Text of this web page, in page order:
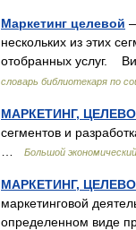
Маркетинг целевой
нескольких из этих
отобранных услуг.
словарь библиотекаря по
МАРКЕТИНГ,
сегментов и
Большой
МАРКЕТИНГ,
маркетинговой
определенном виде